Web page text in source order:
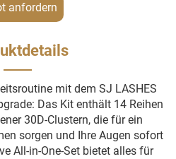
anfordern
mit dem SJ LASHES
Das Kit enthält 14 Reihen
30D-Clustern, die für ein
sorgen und Ihre Augen sofort
All-in-One-Set bietet alles für